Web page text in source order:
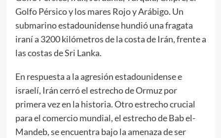
Golfo Pérsico y los mares Rojo y Arábigo. Un
submarino estadounidense hundió una fragata
iraní a 3200 kilómetros de la costa de Irán, frente a
las costas de Sri Lanka.
En respuesta a la agresión estadounidense e
israelí, Irán cerró el estrecho de Ormuz por
primera vez en la historia. Otro estrecho crucial
para el comercio mundial, el estrecho de Bab el-
Mandeb, se encuentra bajo la amenaza de ser